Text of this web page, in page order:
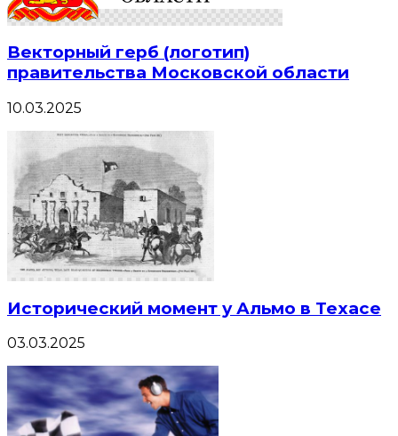
Векторный герб (логотип)
правительства Московской области
10.03.2025
Исторический момент у Альмо в Техасе
03.03.2025